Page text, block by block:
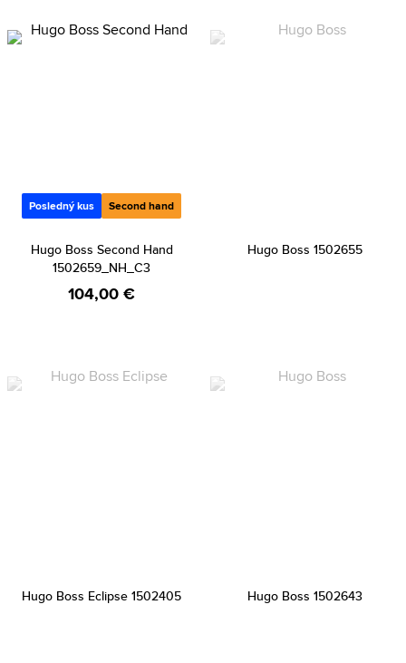
Posledný kus Second hand
Hugo Boss Second Hand
1502659_NH_C3
104,00 €
Hugo Boss 1502655
Hugo Boss Eclipse 1502405 Hugo Boss 1502643